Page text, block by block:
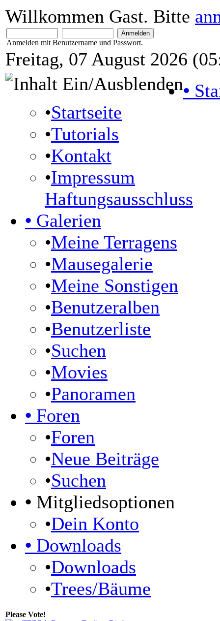
Willkommen Gast. Bitte
Anmelden mit Benutzername und Passwort.
Freitag, 07 August 2026
•
•Startseite
•Tutorials
•Kontakt
•Impressum
Haftungsausschluss
• Galerien
•Meine Terragens
•Mausegalerie
•Meine Sonstigen
•Benutzeralben
•Benutzerliste
•Suchen
•Movies
•Panoramen
• Foren
•Foren
•Neue Beiträge
•Suchen
• Mitgliedsoptionen
•Dein Konto
• Downloads
•Downloads
•Trees/Bäume
Please Vote!